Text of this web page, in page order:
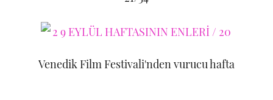
Venedik Film Festivali'nden vurucu hafta